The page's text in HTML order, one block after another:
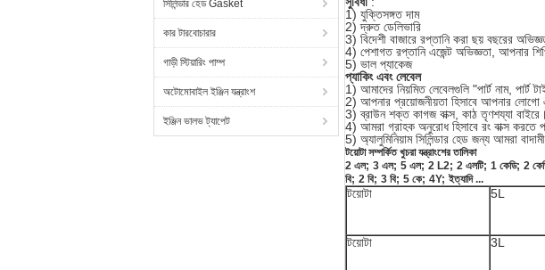
সিলিন্ডার হেড Gasket
কার টারবোচারার
গাড়ী স্টিয়ারিং পাম্প
অটোমোবাইল ইঞ্জিন যন্ত্রাংশ
ইঞ্জিন ভালভ ট্যাপেট
1) যুক্তিসঙ্গত দাম
2) দ্রুত ডেলিভারি
3) বিদেশী বাজারে রপ্তানি করা ছয় বছরের
4) পেশাগত রপ্তানি এজেন্ট অভিজ্ঞতা, আপনার
5) ভাল প্যাকেজ
প্যাকিং এবং লেবেল
1) আমাদের নিয়মিত লেবেলগুলি "পার্ট নাম, পার্ট
2) আপনার প্রয়োজনীয়তা হিসাবে আপনার লোগো
3) ব্রাউন শক্ত কাগজ বাক্স, কাঠ তৃণশয্যা বাইরে।
4) আমরা গ্রাহক অনুরোধ হিসাবে রং বাক্স করতে
5) অ্যালুমিনিয়াম সিলিন্ডার হেড জন্য আমরা
টয়োটা সম্পর্কিত খুচরা যন্ত্রাংশের তালিকা
2 এল; 3 এল; 5 এল; 2 L2; 2 এলটি; 1 কেডি; 2
বি; 2 বি; 3 বি; 5 কে; 4Y; ইত্যাদি ...
টয়োটা 5L
টয়োটা 3L